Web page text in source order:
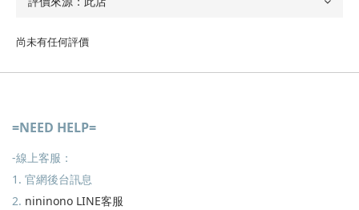
尚未有任何評價
=NEED HELP=
-線上客服：
1. 官網後台訊息
2. nininono LINE客服